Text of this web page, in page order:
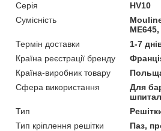
Серія
HV10
Сумісність
Термін доставки
1-7
Країна реєстрації бренду
Країна-виробник товару
Сфера використання
Для
Тип
Тип кріплення решітки
Паз,